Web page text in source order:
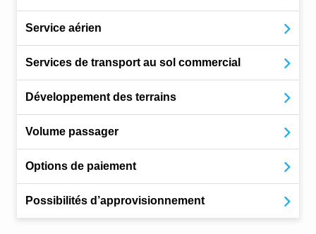
Service aérien
Services de transport au sol commercial
Développement des terrains
Volume passager
Options de paiement
Possibilités d’approvisionnement